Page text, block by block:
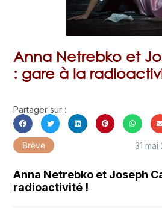
Anna Netrebko et
: gare à la
Partager sur :
Brève 31 mai
Anna Netrebko et Joseph
radioactivité !